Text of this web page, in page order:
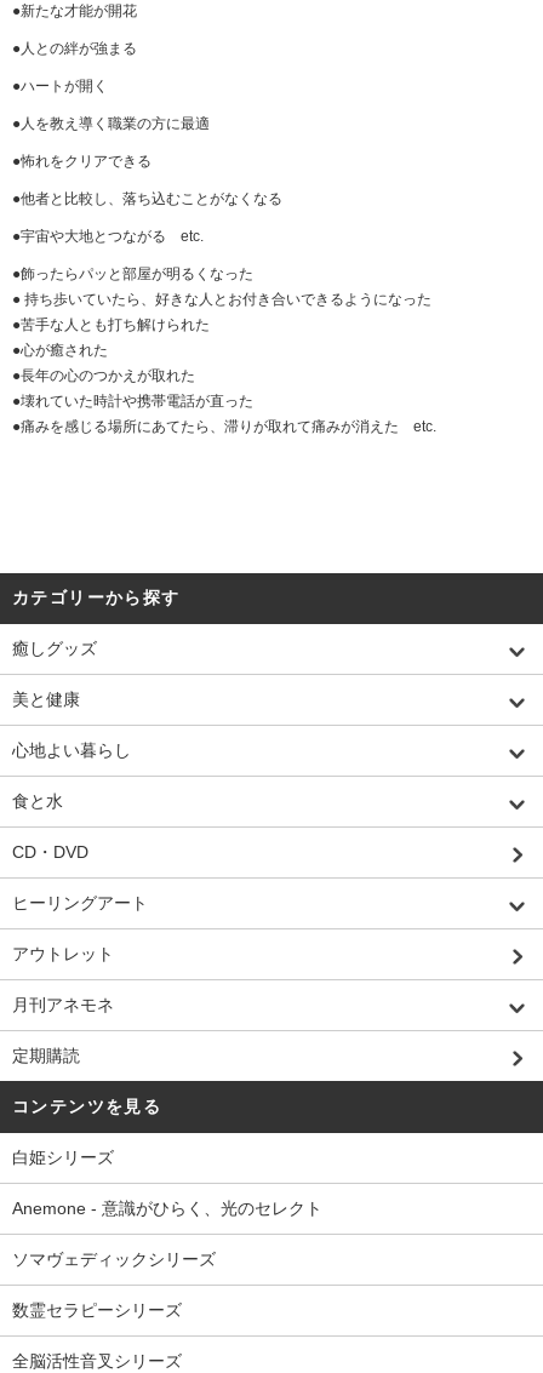
●新たな才能が開花
●人との絆が強まる
●ハートが開く
●人を教え導く職業の方に最適
●怖れをクリアできる
●他者と比較し、落ち込むことがなくなる
●宇宙や大地とつながる etc.
●飾ったらパッと部屋が明るくなった
● 持ち歩いていたら、好きな人とお付き合いできるようになった
●苦手な人とも打ち解けられた
●心が癒された
●長年の心のつかえが取れた
●壊れていた時計や携帯電話が直った
●痛みを感じる場所にあてたら、滞りが取れて痛みが消えた etc.
カテゴリーから探す
癒しグッズ
美と健康
心地よい暮らし
食と水
CD・DVD
ヒーリングアート
アウトレット
月刊アネモネ
定期購読
コンテンツを見る
白姫シリーズ
Anemone - 意識がひらく、光のセレクト
ソマヴェディックシリーズ
数霊セラピーシリーズ
全脳活性音叉シリーズ